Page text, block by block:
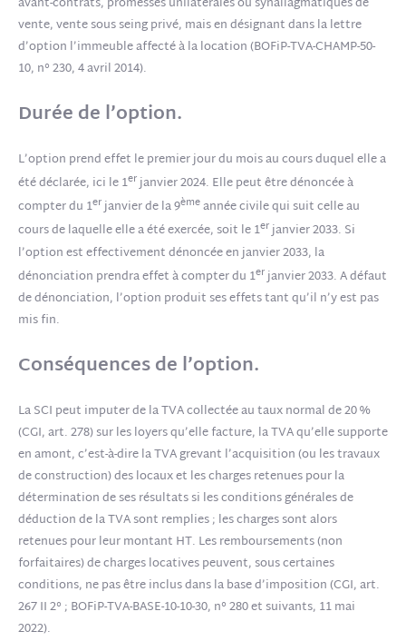
vente, vente sous seing privé, mais en désignant dans la lettre
d’option l’immeuble affecté à la location (BOFiP-TVA-CHAMP-50-
10, n° 230, 4 avril 2014).
Durée de l’option.
L’option prend effet le premier jour du mois au cours duquel elle a
été déclarée, ici le 1erjanvier 2024. Elle peut être dénoncée à
compter du 1erjanvier de la 9èmeannée civile qui suit celle au
cours de laquelle elle a été exercée, soit le 1erjanvier 2033. Si
l’option est effectivement dénoncée en janvier 2033, la
dénonciation prendra effet à compter du 1erjanvier 2033. A défaut
de dénonciation, l’option produit ses effets tant qu’il n’y est pas
mis fin.
Conséquences de l’option.
La SCI peut imputer de la TVA collectée au taux normal de 20 %
(CGI, art. 278) sur les loyers qu’elle facture, la TVA qu’elle supporte
en amont, c’est-à-dire la TVA grevant l’acquisition (ou les travaux
de construction) des locaux et les charges retenues pour la
détermination de ses résultats si les conditions générales de
déduction de la TVA sont remplies ; les charges sont alors
retenues pour leur montant HT. Les remboursements (non
forfaitaires) de charges locatives peuvent, sous certaines
conditions, ne pas être inclus dans la base d’imposition (CGI, art.
267 II 2° ; BOFiP-TVA-BASE-10-10-30, n° 280 et suivants, 11 mai
2022).